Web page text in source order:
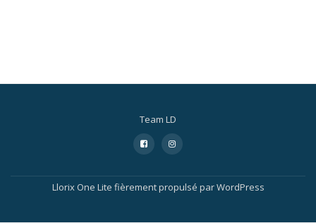
Team LD
secondaire
fa-
facebook-
fa-
instagram
Llorix One Lite fièrement propulsé parWordPress